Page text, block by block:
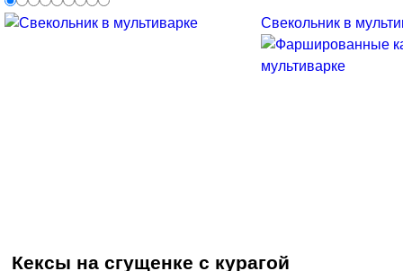
Свекольник в
Кексы на сгущенке с курагой